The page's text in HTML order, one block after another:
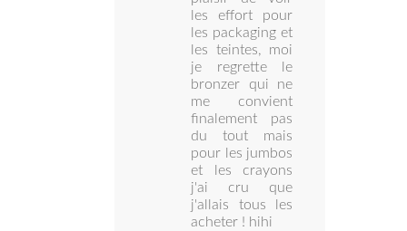
les effort pour
les packaging et
les teintes, moi
je regrette le
bronzer qui ne
me convient
finalement pas
du tout mais
pour les jumbos
et les crayons
j'ai cru que
j'allais tous les
acheter ! hihi